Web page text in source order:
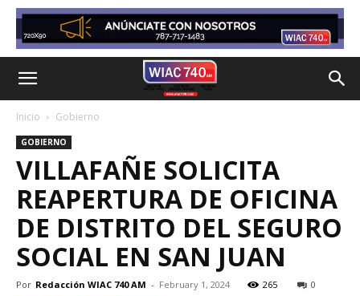
Inicio Gobierno
GOBIERNO
VILLAFAÑE SOLICITA
REAPERTURA DE OFICINA
DE DISTRITO DEL SEGURO
SOCIAL EN SAN JUAN
Por Redacción WIAC 740 AM - February 1, 2024 265 0